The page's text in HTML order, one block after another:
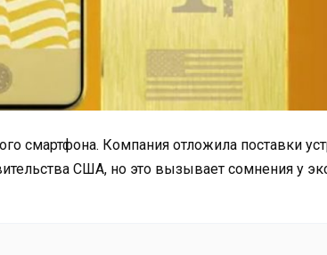
смартфона. Компания отложила поставки
США, но это вызывает сомнения у